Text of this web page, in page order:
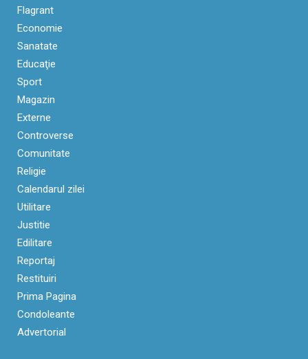
Flagrant
Economie
Sanatate
Educaţie
Sport
Magazin
Externe
Controverse
Comunitate
Religie
Calendarul zilei
Utilitare
Justitie
Edilitare
Reportaj
Restituiri
Prima Pagina
Condoleante
Advertorial